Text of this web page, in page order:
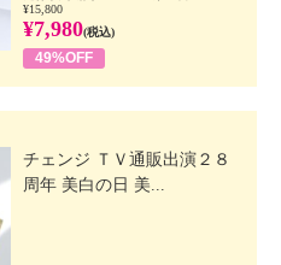
¥15,800
¥7,980(税込)
49%OFF
チェンジ ＴＶ通販出演２８
周年 美白の日 美...